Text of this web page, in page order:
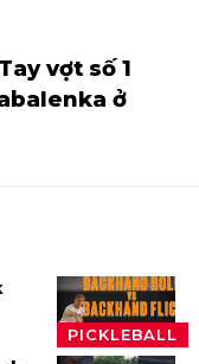
vợt số 1
ở
PICKLEBALL